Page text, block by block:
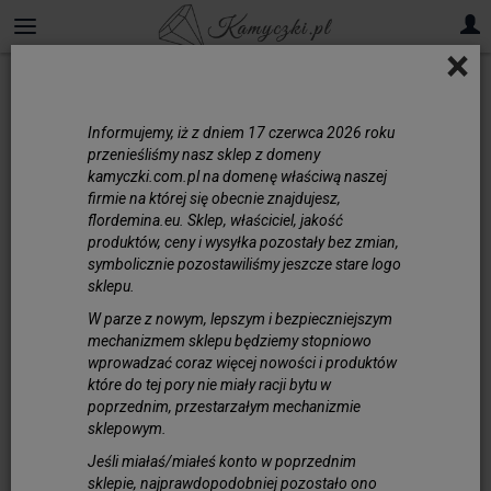
×
Informujemy, iż z dniem 17 czerwca 2026 roku
przenieśliśmy nasz sklep z domeny
kamyczki.com.pl na domenę właściwą naszej
firmie na której się obecnie znajdujesz,
flordemina.eu. Sklep, właściciel, jakość
produktów, ceny i wysyłka pozostały bez zmian,
symbolicznie pozostawiliśmy jeszcze stare logo
sklepu.
W parze z nowym, lepszym i bezpieczniejszym
mechanizmem sklepu będziemy stopniowo
wprowadzać coraz więcej nowości i produktów
które do tej pory nie miały racji bytu w
poprzednim, przestarzałym mechanizmie
sklepowym.
Jeśli miałaś/miałeś konto w poprzednim
sklepie, najprawdopodobniej pozostało ono
Morganit Kule Fasetowane 6 mm
90,00 zł